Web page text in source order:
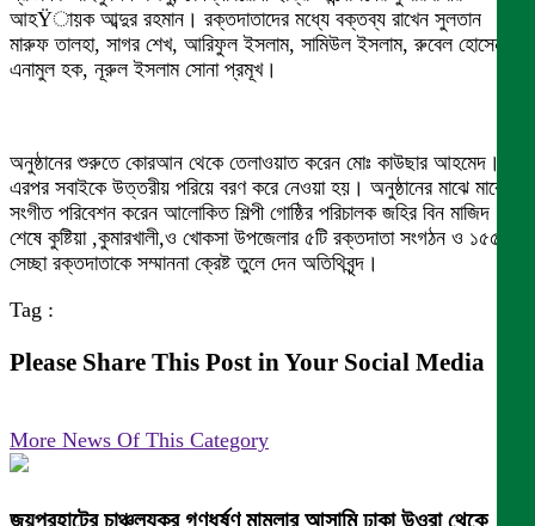
আহŸায়ক আব্দুর রহমান। রক্তদাতাদের মধ্যে বক্তব্য রাখেন সুলতান
মারুফ তালহা, সাগর শেখ, আরিফুল ইসলাম, সামিউল ইসলাম, রুবেল হোসেন,
এনামুল হক, নূরুল ইসলাম সোনা প্রমূখ।
অনুষ্ঠানের শুরুতে কোরআন থেকে তেলাওয়াত করেন মোঃ কাউছার আহমেদ।
এরপর সবাইকে উত্তরীয় পরিয়ে বরণ করে নেওয়া হয়। অনুষ্ঠানের মাঝে মাঝে
সংগীত পরিবেশন করেন আলোকিত শিল্পী গোষ্ঠির পরিচালক জহির বিন মাজিদ।
শেষে কুষ্টিয়া ,কুমারখালী,ও খোকসা উপজেলার ৫টি রক্তদাতা সংগঠন ও ১৫৫জন
সেচ্ছা রক্তদাতাকে সম্মাননা ক্রেষ্ট তুলে দেন অতিথিবৃন্দ।
Tag :
Please Share This Post in Your Social Media
More News Of This Category
জয়পুরহাটের চাঞ্চল্যকর গণধর্ষণ মামলার আসামি ঢাকা উওরা থেকে